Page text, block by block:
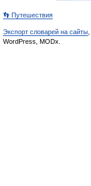
👣 Путешествия
Экспорт словарей на сайты
WordPress, MODx.